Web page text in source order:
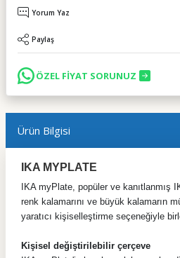
Yorum Yaz
Paylaş
ÖZEL FİYAT SORUNUZ
Ürün Bilgisi
IKA MYPLATE
IKA myPlate, popüler ve kanıtlanmış
renk kalamarını ve büyük kalamarın
yaratıcı kişiselleştirme seçeneğiyle
Kişisel değiştirilebilir çerçeve